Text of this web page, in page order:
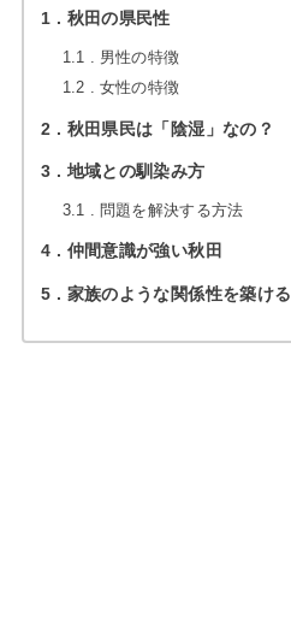
1 秋田の県民性
1.1
男性の特徴
1.2
女性の特徴
2 秋田県民は「陰湿」なの？
3 地域との馴染み方
3.1 問題を解決する方法
4 仲間意識が強い秋田
5 家族のような関係性を築ける